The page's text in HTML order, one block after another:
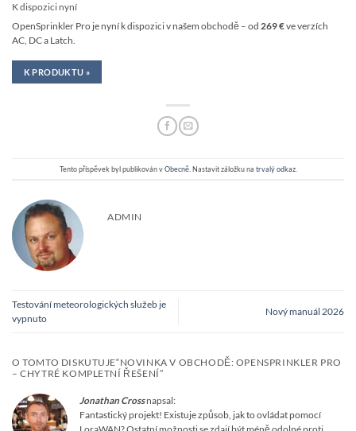
K dispozici nyní
OpenSprinkler Pro je nyní k dispozici v našem obchodě – od 269 €ve verzích
AC, DC a Latch.
K PRODUKTU »
Tento příspěvek byl publikován vObecně. Nastavit záložku na trvalý odkaz.
ADMIN
Testování meteorologických služeb je
vypnuto
Nový manuál 2026
O TOMTO DISKUTUJE“NOVINKA V OBCHODĚ: OPENSPRINKLER PRO
– CHYTRÉ KOMPLETNÍ ŘEŠENÍ”
Jonathan Cross napsal:
Fantastický projekt! Existuje způsob, jak to ovládat pomocí